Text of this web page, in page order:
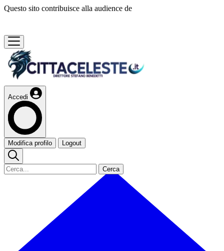
Questo sito contribuisce alla audience de
Accedi
Modifica profilo Logout
Cerca